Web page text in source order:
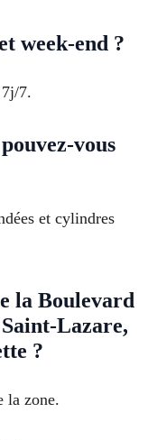
week-end ?
7.
vous
et cylindres
la Boulevard
Lazare,
?
la zone.